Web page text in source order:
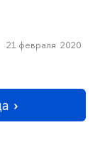
21 февраля 2020